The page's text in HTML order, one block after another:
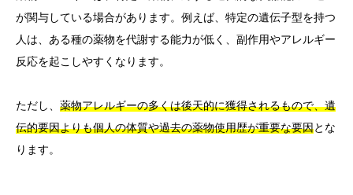
が関与している場合があります。例えば、特定の遺伝子型を持つ
人は、ある種の薬物を代謝する能力が低く、副作用やアレルギー
反応を起こしやすくなります。
ただし、 薬物アレルギーの多くは後天的に獲得されるもので、遺
伝的要因よりも個人の体質や過去の薬物使用歴が重要な要因とな
ります。